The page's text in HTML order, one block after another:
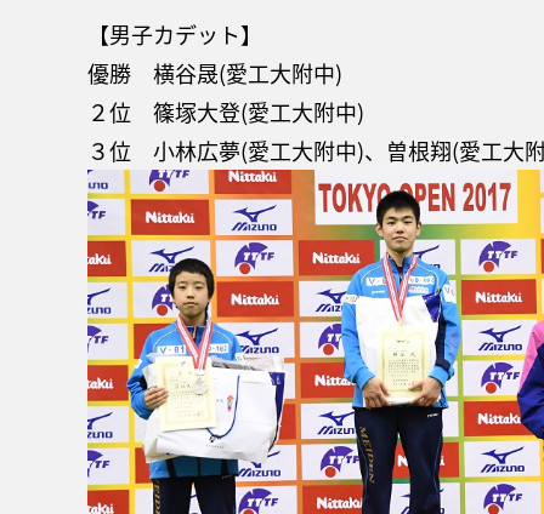
【男子カデット】
優勝 横谷晟(愛工大附中)
２位 篠塚大登(愛工大附中)
３位 小林広夢(愛工大附中)、曽根翔(愛工大